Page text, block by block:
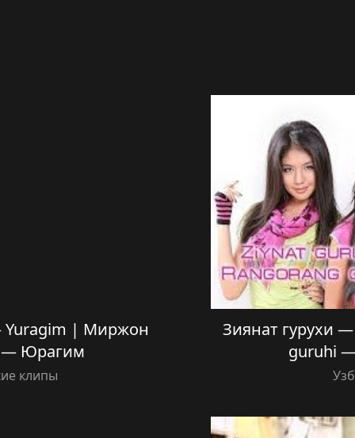
Yuragim | Миржон
Юрагим
клипы
Зиянат гурухи
guruhi